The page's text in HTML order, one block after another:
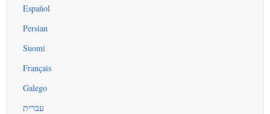
Español
Persian
Suomi
Français
Galego
עברית